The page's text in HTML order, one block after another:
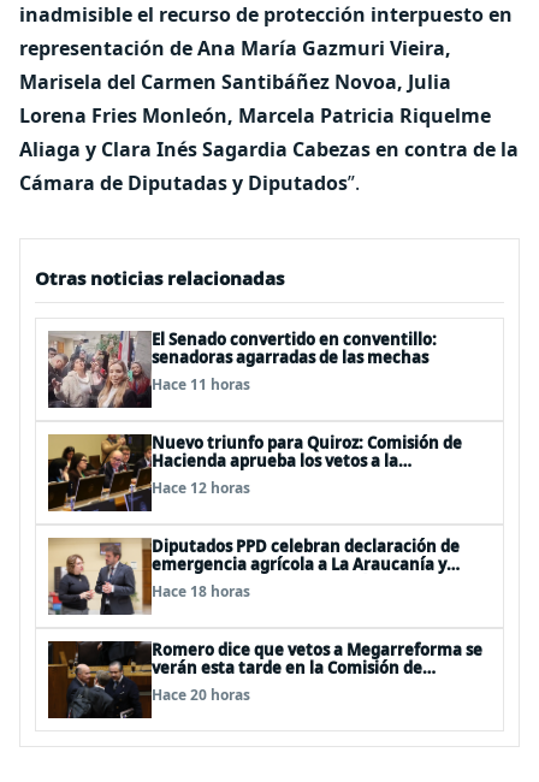
inadmisible el recurso de protección interpuesto en
representación de Ana María Gazmuri Vieira,
Marisela del Carmen Santibáñez Novoa, Julia
Lorena Fries Monleón, Marcela Patricia Riquelme
Aliaga y Clara Inés Sagardia Cabezas en contra de la
Cámara de Diputadas y Diputados”.
Otras noticias relacionadas
El Senado convertido en conventillo:
senadoras agarradas de las mechas
Hace 11 horas
Nuevo triunfo para Quiroz: Comisión de
Hacienda aprueba los vetos a la
Megarreforma
Hace 12 horas
Diputados PPD celebran declaración de
emergencia agrícola a La Araucanía y
piden agilizar ayudas económicas a
familias
Hace 18 horas
Romero dice que vetos a Megarreforma se
verán esta tarde en la Comisión de
Hacienda
Hace 20 horas